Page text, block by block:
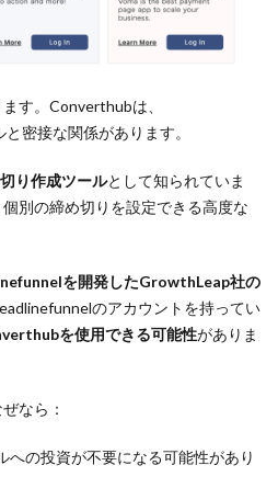
す。Converthubは、
と密接な関係があります。
り作成ツールとして知られていま
別の締め切りを設定できる高度な
を開発したGrowthLeap社の
のアカウントを持ってい
を使用できる可能性がありま
なら：
への投資が不要になる可能性があり